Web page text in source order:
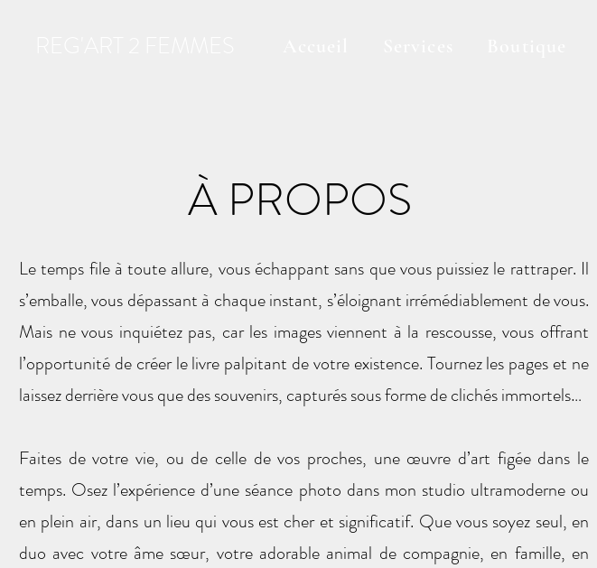
À PROPOS
Le temps file à toute allure, vous échappant sans que vous puissiez le rattraper. Il
s’emballe, vous dépassant à chaque instant, s’éloignant irrémédiablement de vous.
Mais ne vous inquiétez pas, car les images viennent à la rescousse, vous offrant
l’opportunité de créer le livre palpitant de votre existence. Tournez les pages et ne
laissez derrière vous que des souvenirs, capturés sous forme de clichés immortels…
Faites de votre vie, ou de celle de vos proches, une œuvre d’art figée dans le
temps. Osez l’expérience d’une séance photo dans mon studio ultramoderne ou
en plein air, dans un lieu qui vous est cher et significatif. Que vous soyez seul, en
duo avec votre âme sœur, votre adorable animal de compagnie, en famille, en